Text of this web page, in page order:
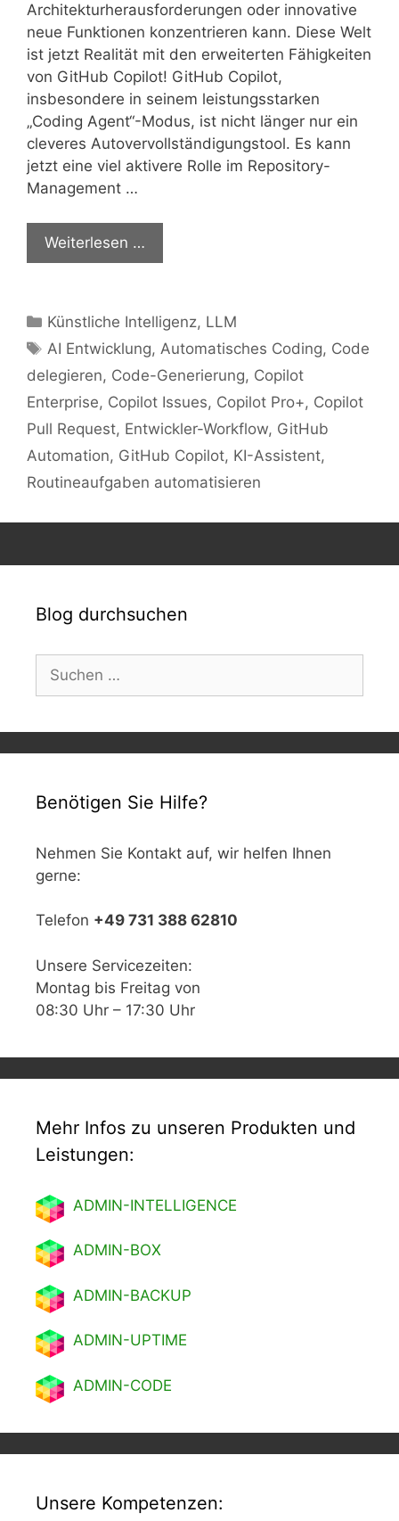
Architekturherausforderungen oder innovative
neue Funktionen konzentrieren kann. Diese Welt
ist jetzt Realität mit den erweiterten Fähigkeiten
von GitHub Copilot! GitHub Copilot,
insbesondere in seinem leistungsstarken
„Coding Agent“-Modus, ist nicht länger nur ein
cleveres Autovervollständigungstool. Es kann
jetzt eine viel aktivere Rolle im Repository-
Management …
Weiterlesen …
Kategorien
Künstliche Intelligenz, LLM
Schlagwörter
AI Entwicklung, Automatisches Coding, Code
delegieren, Code-Generierung, Copilot
Enterprise, Copilot Issues, Copilot Pro+, Copilot
Pull Request, Entwickler-Workflow, GitHub
Automation, GitHub Copilot, KI-Assistent,
Routineaufgaben automatisieren
Blog durchsuchen
nach:
Benötigen Sie Hilfe?
Nehmen Sie Kontakt auf, wir helfen Ihnen
gerne:
Telefon +49 731 388 62810
Unsere Servicezeiten:
Montag bis Freitag von
08:30 Uhr – 17:30 Uhr
Mehr Infos zu unseren Produkten und
Leistungen:
ADMIN-INTELLIGENCE
ADMIN-BOX
ADMIN-BACKUP
ADMIN-UPTIME
ADMIN-CODE
Unsere Kompetenzen: